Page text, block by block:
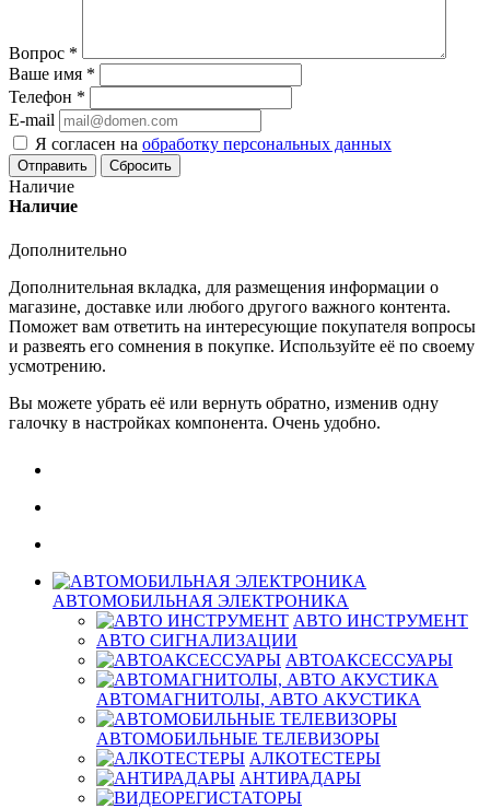
Вопрос *
Ваше имя *
Телефон *
E-mail
Я согласен на обработку персональных данных
Сбросить
Наличие
Наличие
Дополнительно
Дополнительная вкладка, для размещения информации о
магазине, доставке или любого другого важного контента.
Поможет вам ответить на интересующие покупателя вопросы
и развеять его сомнения в покупке. Используйте её по своему
усмотрению.
Вы можете убрать её или вернуть обратно, изменив одну
галочку в настройках компонента. Очень удобно.
АВТОМОБИЛЬНАЯ ЭЛЕКТРОНИКА
АВТО ИНСТРУМЕНТ
АВТО СИГНАЛИЗАЦИИ
АВТОАКСЕССУАРЫ
АВТОМАГНИТОЛЫ, АВТО АКУСТИКА
АВТОМОБИЛЬНЫЕ ТЕЛЕВИЗОРЫ
АЛКОТЕСТЕРЫ
АНТИРАДАРЫ